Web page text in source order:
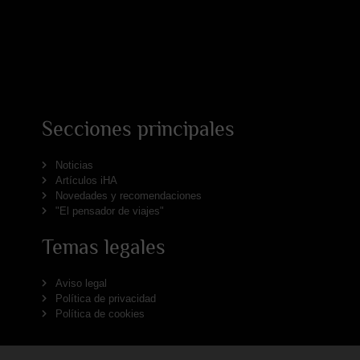
Secciones principales
Noticias
Artículos iHA
Novedades y recomendaciones
"El pensador de viajes"
Temas legales
Aviso legal
Política de privacidad
Política de cookies